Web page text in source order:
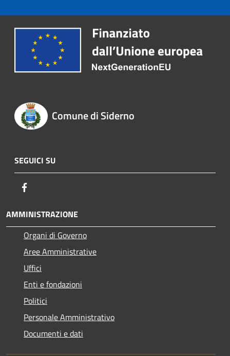
Comune di Siderno
SEGUICI SU
AMMINISTRAZIONE
Organi di Governo
Aree Amministrative
Uffici
Enti e fondazioni
Politici
Personale Amministrativo
Documenti e dati